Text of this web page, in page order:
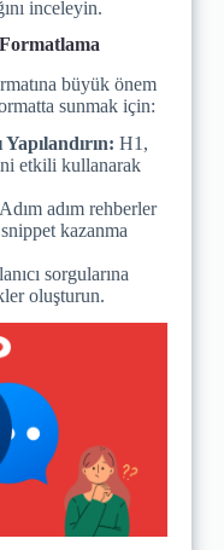
inceleyin.
büyük önem
sunmak için:
H1,
etkili kullanarak
Adım adım rehberler
kazanma
sorgularına
oluşturun.